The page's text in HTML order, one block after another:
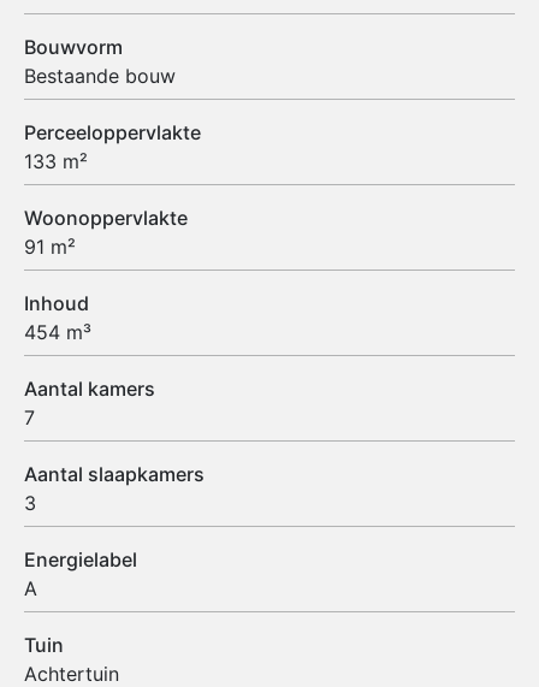
Bouwvorm
Bestaande bouw
Perceeloppervlakte
133 m²
Woonoppervlakte
91 m²
Inhoud
454 m³
Aantal kamers
7
Aantal slaapkamers
3
Energielabel
A
Tuin
Achtertuin